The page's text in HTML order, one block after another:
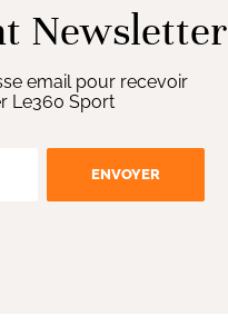
Newsletter
email pour recevoir
Le360 Sport
ENVOYER